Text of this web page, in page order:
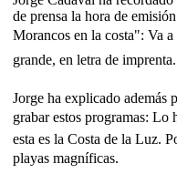
de prensa la hora de
Morancos en la costa": Va
grande, en letra de imprenta.
Jorge ha explicado además
grabar estos programas:
esta es la Costa de la Luz.
playas magníficas.